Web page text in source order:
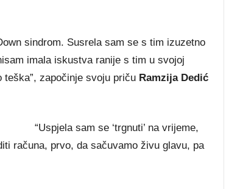
sindrom. Susrela sam se s tim izuzetno
imala iskustva ranije s tim u svojoj
započinje svoju pričuRamzija Dedić
“Uspjela sam se ‘trgnuti’ na vrijeme,
računa, prvo, da sačuvamo živu glavu, pa